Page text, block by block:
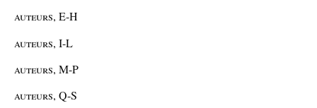
auteurs, E-H
auteurs, I-L
auteurs, M-P
auteurs, Q-S